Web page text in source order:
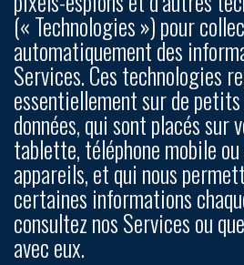
(« Technologies ») pour
automatiquement des
Services. Ces technologies
essentiellement sur de
données, qui sont placés sur
tablette, téléphone mobile
appareils, et qui nous
certaines informations
consultez nos Services ou
avec eux.